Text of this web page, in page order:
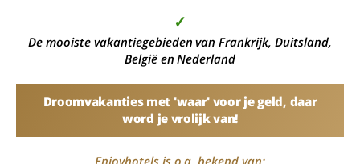
✓
De mooiste vakantiegebieden van Frankrijk, Duitsland,
België en Nederland
Droomvakanties met 'waar' voor je geld, daar
word je vrolijk van!
Enjoyhotels is o.a. bekend van: